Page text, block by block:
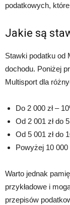
podatkowych,
Jakie są
Stawki podatku od
dochodu. Poniżej
Multisport dla
Do 2 000 zł –
Od 2 001 zł do
Od 5 001 zł do
Powyżej 10 000
Warto jednak
przykładowe i
przepisów